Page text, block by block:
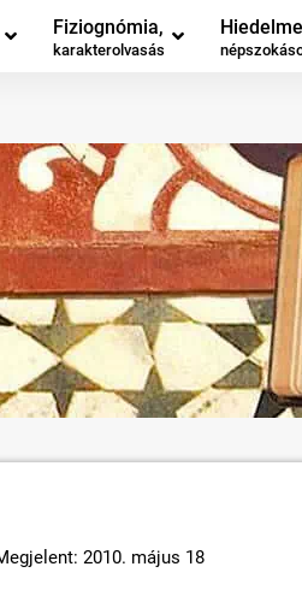
Fiziognómia,
karakterolvasás
2010. május 18